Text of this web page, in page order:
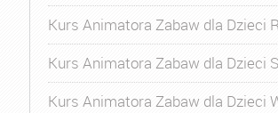
Kurs Animatora Zabaw dla Dzieci
Kurs Animatora Zabaw dla Dzieci
Kurs Animatora Zabaw dla Dzieci